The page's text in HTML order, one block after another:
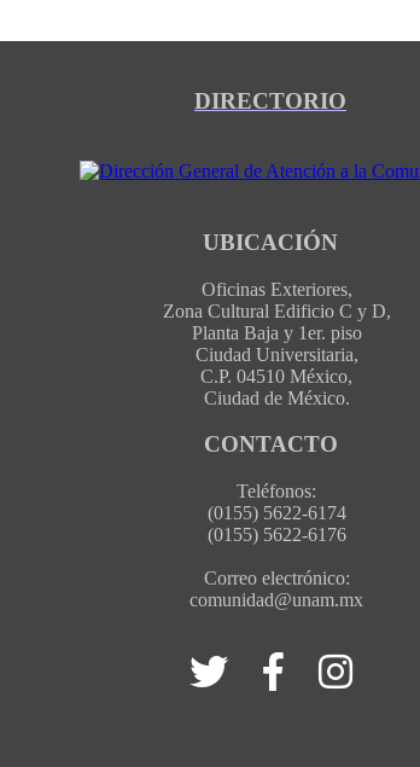
DIRECTORIO
UBICACIÓN
Oficinas Exteriores,
Zona Cultural Edificio C y D,
Planta Baja y 1er. piso
Ciudad Universitaria,
C.P. 04510 México,
Ciudad de México.
CONTACTO
Teléfonos:
(0155) 5622-6174
(0155) 5622-6176
Correo electrónico:
comunidad@unam.mx